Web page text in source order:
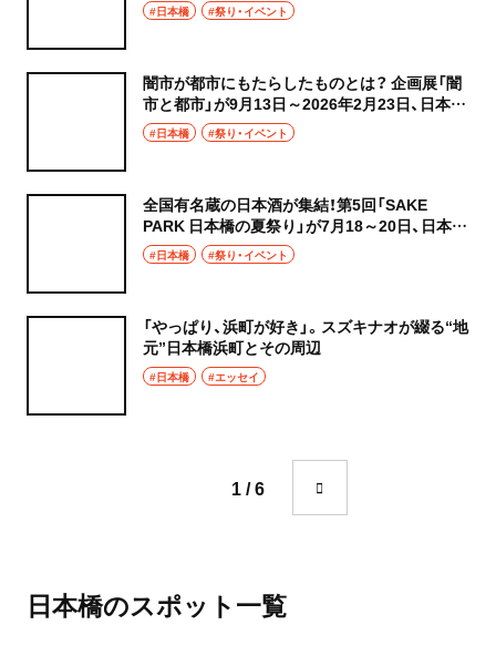
#日本橋 #祭り・イベント
闇市が都市にもたらしたものとは？ 企画展「闇
市と都市」が9月13日～2026年2月23日、日本橋
『高島屋史料館TOKYO』で開催
#日本橋 #祭り・イベント
全国有名蔵の日本酒が集結！第5回「SAKE
PARK 日本橋の夏祭り」が7月18～20日、日本橋
の仲通り・福徳の森で開催
#日本橋 #祭り・イベント
「やっぱり、浜町が好き」。スズキナオが綴る“地
元”日本橋浜町とその周辺
#日本橋 #エッセイ
1 / 6
日本橋のスポット一覧